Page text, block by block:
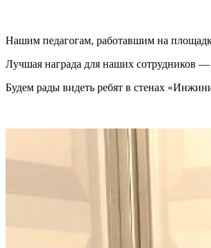
Нашим педагогам, работавшим на
Лучшая награда для наших сотрудников —
Будем рады видеть ребят в стенах